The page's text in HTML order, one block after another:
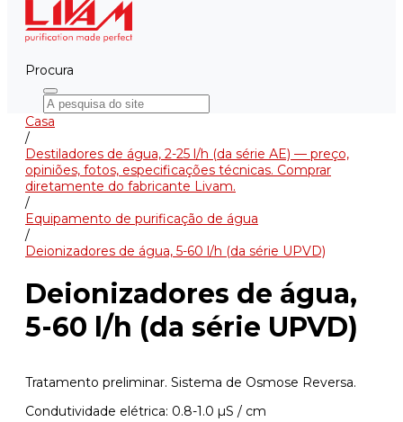
Procura
Casa
/
Destiladores de água, 2-25 l/h (da série АE) — preço,
opiniões, fotos, especificações técnicas. Comprar
diretamente do fabricante Livam.
/
Equipamento de purificação de água
/
Deionizadores de água, 5-60 l/h (da série UPVD)
Deionizadores de água,
5-60 l/h (da série UPVD)
Tratamento preliminar. Sistema de Osmose Reversa.
Condutividade elétrica: 0.8-1.0 µS / cm